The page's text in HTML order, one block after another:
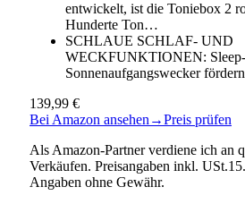
entwickelt, ist die Toniebox 2
Hunderte Ton…
SCHLAUE SCHLAF- UND
WECKFUNKTIONEN:
Sonnenaufgangswecker
139,99 €
Bei Amazon ansehen →Preis prüfen
Als Amazon-Partner verdiene ich an
Verkäufen. Preisangaben inkl.
Angaben ohne Gewähr.